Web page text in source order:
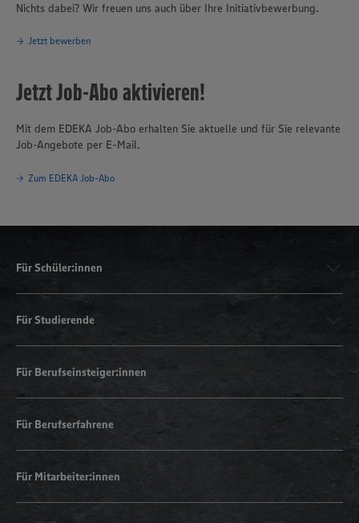
Nichts dabei? Wir freuen uns auch über Ihre Initiativbewerbung.
Jetzt bewerben
Jetzt Job-Abo aktivieren!
Mit dem EDEKA Job-Abo erhalten Sie aktuelle und für Sie relevante
Job-Angebote per E-Mail.
Zum EDEKA Job-Abo
Für Schüler:innen
Für Studierende
Für Berufseinsteiger:innen
Für Berufserfahrene
Für Mitarbeiter:innen